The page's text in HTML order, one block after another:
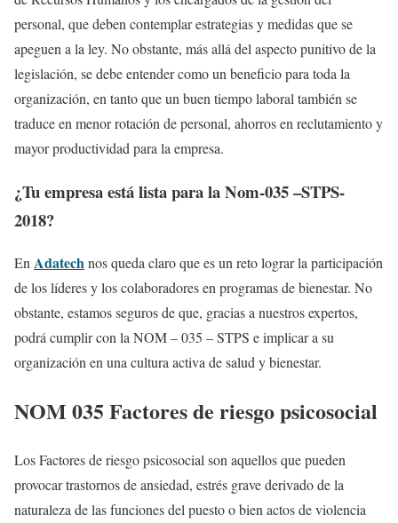
personal, que deben contemplar estrategias y medidas que se
apeguen a la ley. No obstante, más allá del aspecto punitivo de la
legislación, se debe entender como un beneficio para toda la
organización, en tanto que un buen tiempo laboral también se
traduce en menor rotación de personal, ahorros en reclutamiento y
mayor productividad para la empresa.
¿Tu empresa está lista para la Nom-035 –STPS-
2018?
EnAdatechnos queda claro que es un reto lograr la participación
de los líderes y los colaboradores en programas de bienestar. No
obstante, estamos seguros de que, gracias a nuestros expertos,
podrá cumplir con la NOM – 035 – STPS e implicar a su
organización en una cultura activa de salud y bienestar.
NOM 035 Factores de riesgo psicosocial
Los Factores de riesgo psicosocial son aquellos que pueden
provocar trastornos de ansiedad, estrés grave derivado de la
naturaleza de las funciones del puesto o bien actos de violencia